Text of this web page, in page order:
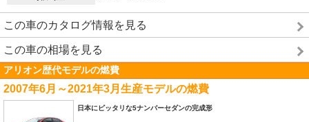
この車のカタログ情報を見る
この車の相場を見る
アリオン歴代モデルの燃費
2007年6月～2021年3月生産モデルの燃費
日本にピッタリな5ナンバーセダンの完成形